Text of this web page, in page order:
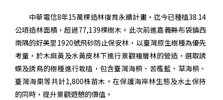
人
家
庭
企
業
國
際
技
研
發
於
我
們
產品
中華電信8年15萬棵造林復育永續計畫，迄今已種植38.14
公頃造林面積，超過77,139棵樹木。此次前進嘉義縣布袋鎮西
南隅的好美里 1920號飛砂防止保安林，以臺灣原生樹種為優先
考量，於木麻黃及水黃皮林下進行景觀複層林的營造，選取誘
蝶及誘鳥的樹種進行栽植，包含臺灣海桐、苦檻藍、草海桐、
臺灣海棗等共計1,800株苗木。在保護海岸林生態及水土保持
的同時，提升景觀遊憩的價值。